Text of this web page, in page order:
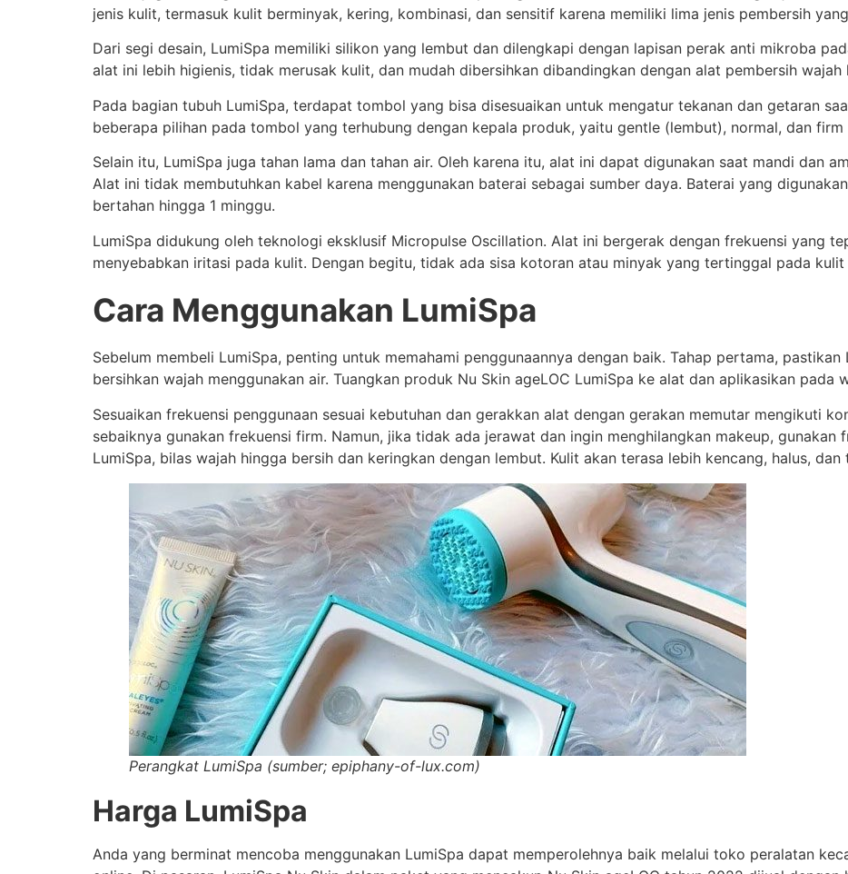
jenis kulit, termasuk kulit berminyak, kering, kombinasi, dan sensitif karena memiliki lima jenis pembersih
Dari segi desain, LumiSpa memiliki silikon yang lembut dan dilengkapi dengan lapisan perak anti mikroba
alat ini lebih higienis, tidak merusak kulit, dan mudah dibersihkan dibandingkan dengan alat pembersih
Pada bagian tubuh LumiSpa, terdapat tombol yang bisa disesuaikan untuk mengatur tekanan dan getaran
beberapa pilihan pada tombol yang terhubung dengan kepala produk, yaitu gentle (lembut), normal, dan firm
Selain itu, LumiSpa juga tahan lama dan tahan air. Oleh karena itu, alat ini dapat digunakan saat mandi dan
Alat ini tidak membutuhkan kabel karena menggunakan baterai sebagai sumber daya. Baterai yang
bertahan hingga 1 minggu.
LumiSpa didukung oleh teknologi eksklusif Micropulse Oscillation. Alat ini bergerak dengan frekuensi yang
menyebabkan iritasi pada kulit. Dengan begitu, tidak ada sisa kotoran atau minyak yang tertinggal pada kulit
Cara Menggunakan LumiSpa
Sebelum membeli LumiSpa, penting untuk memahami penggunaannya dengan baik. Tahap pertama,
bersihkan wajah menggunakan air. Tuangkan produk Nu Skin ageLOC LumiSpa ke alat dan aplikasikan pada
Sesuaikan frekuensi penggunaan sesuai kebutuhan dan gerakkan alat dengan gerakan memutar mengikuti
sebaiknya gunakan frekuensi firm. Namun, jika tidak ada jerawat dan ingin menghilangkan makeup, gunakan
LumiSpa, bilas wajah hingga bersih dan keringkan dengan lembut. Kulit akan terasa lebih kencang, halus, dan
Perangkat LumiSpa (sumber; epiphany-of-lux.com)
Harga LumiSpa
Anda yang berminat mencoba menggunakan LumiSpa dapat memperolehnya baik melalui toko peralatan